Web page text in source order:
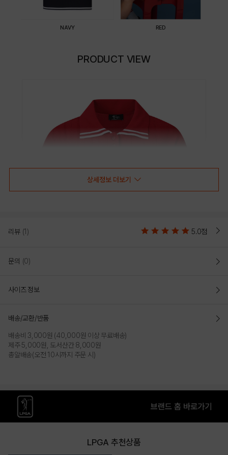
NAVY RED
PRODUCT VIEW
상세정보 더보기
리뷰 (1) 5.0점
문의 (0)
사이즈 정보
배송/교환/반품
배송비 3,000원 (40,000원 이상 무료배송)
제주 5,000원, 도서산간 8,000원
총알배송(오전 10시까지 주문 시)
LPGA 추천상품